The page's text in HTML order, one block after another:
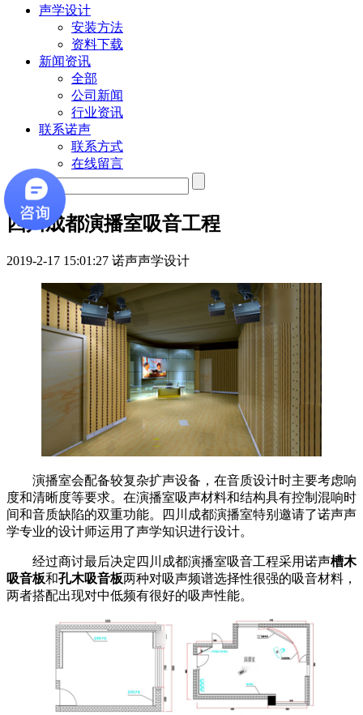
声学设计
安装方法
资料下载
新闻资讯
全部
公司新闻
行业资讯
联系诺声
联系方式
在线留言
四川成都演播室吸音工程
2019-2-17 15:01:27 诺声声学设计
演播室会配备较复杂扩声设备，在音质设计时主要考虑响
度和清晰度等要求。在演播室吸声材料和结构具有控制混响时
间和音质缺陷的双重功能。四川成都演播室特别邀请了诺声声
学专业的设计师运用了声学知识进行设计。
经过商讨最后决定四川成都演播室吸音工程采用诺声槽木
吸音板和孔木吸音板两种对吸声频谱选择性很强的吸音材料，
两者搭配出现对中低频有很好的吸声性能。